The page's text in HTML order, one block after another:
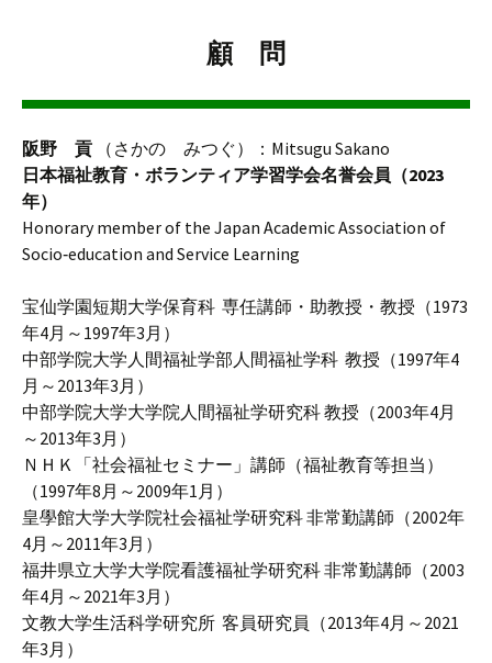
顧 問
阪野 貢
（さかの みつぐ）：Mitsugu Sakano
日本福祉教育・ボランティア学習学会名誉会員（2023
年）
Honorary member of the Japan Academic Association of
Socio‐education and Service Learning
宝仙学園短期大学保育科 専任講師・助教授・教授（1973
年4月～1997年3月）
中部学院大学人間福祉学部人間福祉学科 教授（1997年4
月～2013年3月）
中部学院大学大学院人間福祉学研究科 教授（2003年4月
～2013年3月）
ＮＨＫ「社会福祉セミナー」講師（福祉教育等担当）
（1997年8月～2009年1月）
皇學館大学大学院社会福祉学研究科 非常勤講師（2002年
4月～2011年3月）
福井県立大学大学院看護福祉学研究科 非常勤講師（2003
年4月～2021年3月）
文教大学生活科学研究所 客員研究員（2013年4月～2021
年3月）